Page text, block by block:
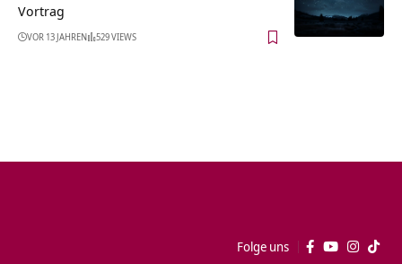
Vortrag
VOR 13 JAHREN 529 VIEWS
Folge uns